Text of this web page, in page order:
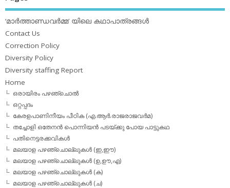
‘മാര്‍ത്താണ്ഡവര്‍മ്മ’ യിലെ കഥാപാത്രങ്ങള്‍
Contact Us
Correction Policy
Diversity Policy
Diversity staffing Report
Home
ഒരായിരം പഴഞ്ചൊല്‍
ഒറ്റപ്പദം
കേരളപാണിനീയം പീഠിക (എ.ആര്‍.രാജരാജവര്‍മ)
തച്ചോളി ഒതേനൻ പൊന്നിയൻ പടയ്‌ക്കു പോയ പാട്ടുകഥ
പതിനെട്ടരക്കവികള്‍
മലയാള പഴഞ്ചൊല്ലുകള്‍ (ഇ,ഈ)
മലയാള പഴഞ്ചൊല്ലുകള്‍ (ഉ,ഊ,എ)
മലയാള പഴഞ്ചൊല്ലുകള്‍ (ക)
മലയാള പഴഞ്ചൊല്ലുകള്‍ (ച)